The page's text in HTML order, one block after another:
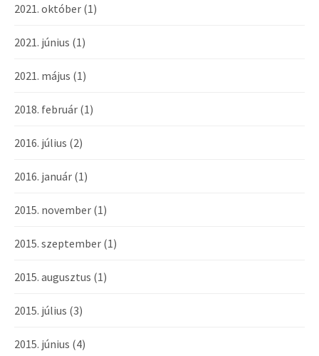
2021. október (1)
2021. június (1)
2021. május (1)
2018. február (1)
2016. július (2)
2016. január (1)
2015. november (1)
2015. szeptember (1)
2015. augusztus (1)
2015. július (3)
2015. június (4)